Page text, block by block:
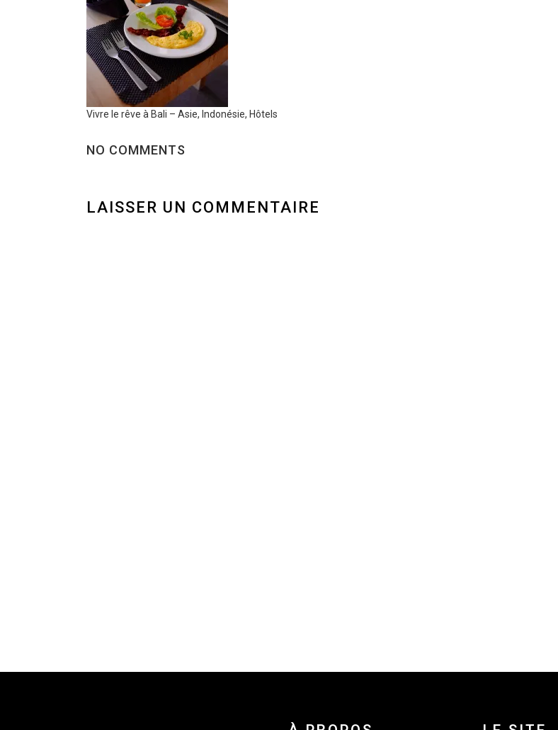
Vivre le rêve à Bali – Asie, Indonésie, Hôtels
NO COMMENTS
LAISSER UN COMMENTAIRE